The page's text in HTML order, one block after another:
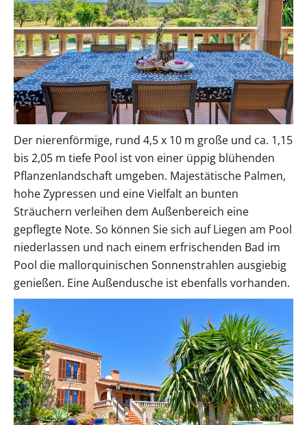
Der nierenförmige, rund 4,5 x 10 m große und ca. 1,15
bis 2,05 m tiefe Pool ist von einer üppig blühenden
Pflanzenlandschaft umgeben. Majestätische Palmen,
hohe Zypressen und eine Vielfalt an bunten
Sträuchern verleihen dem Außenbereich eine
gepflegte Note. So können Sie sich auf Liegen am Pool
niederlassen und nach einem erfrischenden Bad im
Pool die mallorquinischen Sonnenstrahlen ausgiebig
genießen. Eine Außendusche ist ebenfalls vorhanden.